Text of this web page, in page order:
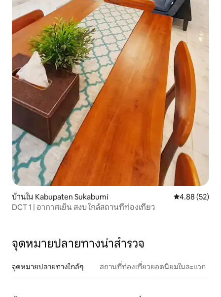
บ้านใน Kabupaten Sukabumi คะแนนเฉลี่ย
4.88 (52)
DCT 1 | อากาศเย็น สงบ ใกล้สถานที่ท่องเที่ยว
จุดหมายปลายทางน่าสำรวจ
จุดหมายปลายทางใกล้ๆ สถานที่ท่องเที่ยวยอดนิยมในละแวก